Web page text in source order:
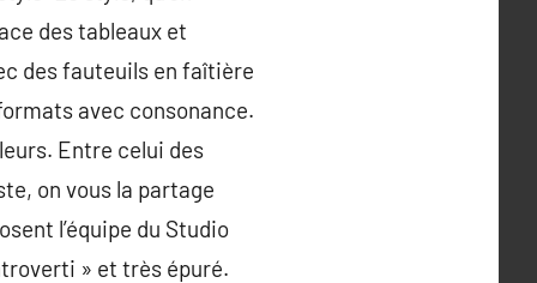
des tableaux et
des fauteuils en faîtière
avec consonance.
Entre celui des
on vous la partage
l’équipe du Studio
» et très épuré.